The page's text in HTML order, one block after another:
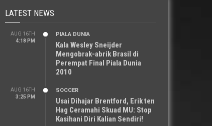
LATEST NEWS
AUG 16TH
4:18 PM
PIALA DUNIA
Kala Wesley Sneijder
Mengobrak-abrik Brasil di
Perempat Final Piala Dunia
2010
AUG 16TH
3:25 PM
SOCCER
Usai Dihajar Brentford, Erik ten
Hag Ceramahi Skuad MU: Stop
Kasihani Diri Kalian Sendiri!